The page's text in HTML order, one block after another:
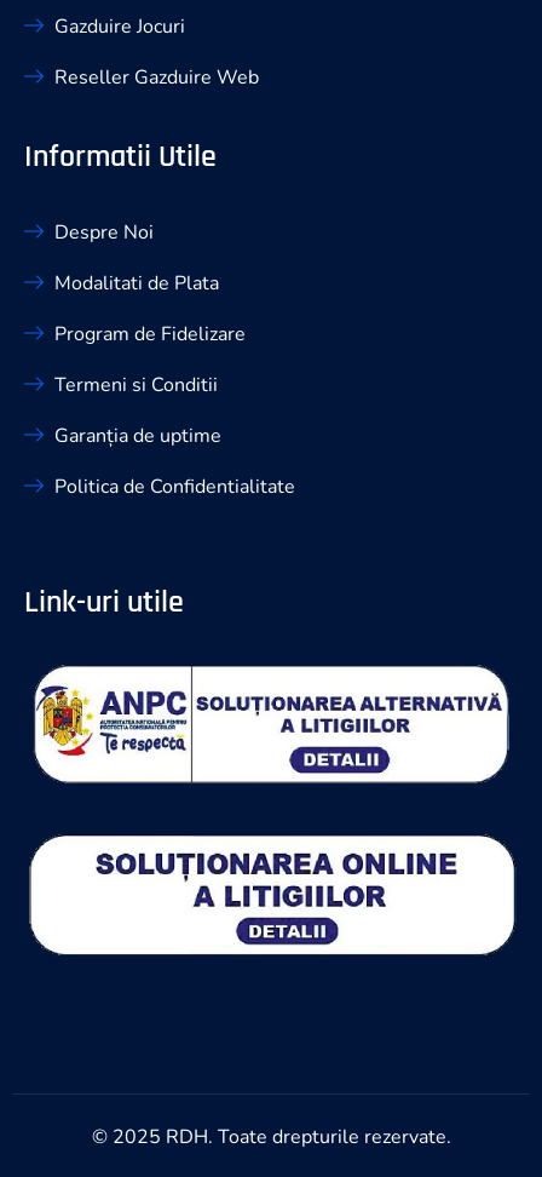
Gazduire Jocuri
Reseller Gazduire Web
Informatii Utile
Despre Noi
Modalitati de Plata
Program de Fidelizare
Termeni si Conditii
Garanția de uptime
Politica de Confidentialitate
Link-uri utile
© 2025 RDH. Toate drepturile rezervate.